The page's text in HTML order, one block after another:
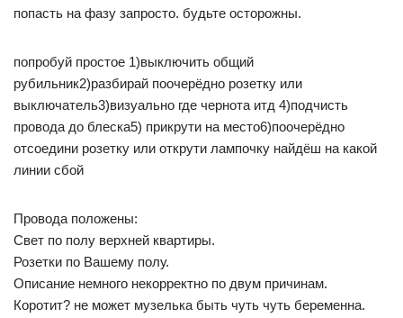
попасть на фазу запросто. будьте осторожны.
попробуй простое 1)выключить общий
рубильник2)разбирай поочерёдно розетку или
выключатель3)визуально где чернота итд 4)подчисть
провода до блеска5) прикрути на место6)поочерёдно
отсоедини розетку или открути лампочку найдёш на какой
линии сбой
Провода положены:
Свет по полу верхней квартиры.
Розетки по Вашему полу.
Описание немного некорректно по двум причинам.
Коротит? не может музелька быть чуть чуть беременна.